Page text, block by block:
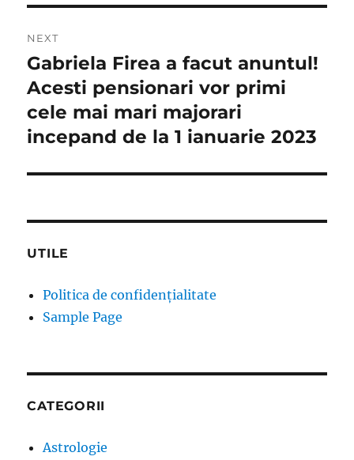
NEXT
Next
post:
Gabriela Firea a facut anuntul!
Acesti pensionari vor primi
cele mai mari majorari
incepand de la 1 ianuarie 2023
UTILE
Politica de confidențialitate
Sample Page
CATEGORII
Astrologie